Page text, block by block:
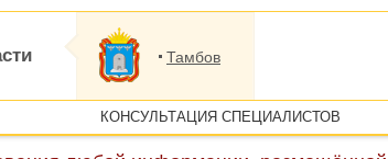
Тамбов
КОНСУЛЬТАЦИЯ СПЕЦИАЛИСТОВ